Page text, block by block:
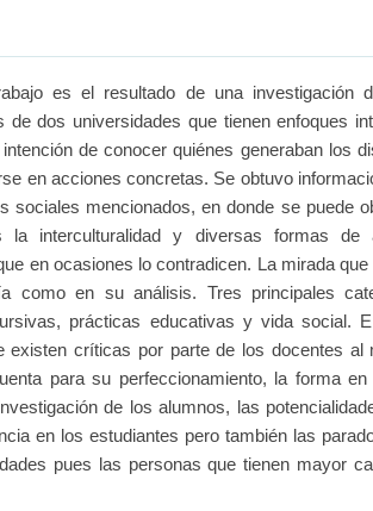
es el resultado de una investigación
de dos universidades que tienen enfoques
de conocer quiénes generaban los
en acciones concretas. Se obtuvo
sociales mencionados, en donde se puede
interculturalidad y diversas formas de
en ocasiones lo contradicen. La mirada
como en su análisis. Tres principales
prácticas educativas y vida social.
existen críticas por parte de los docentes al
para su perfeccionamiento, la forma
de los alumnos, las
en los estudiantes pero también las
pues las personas que tienen mayor